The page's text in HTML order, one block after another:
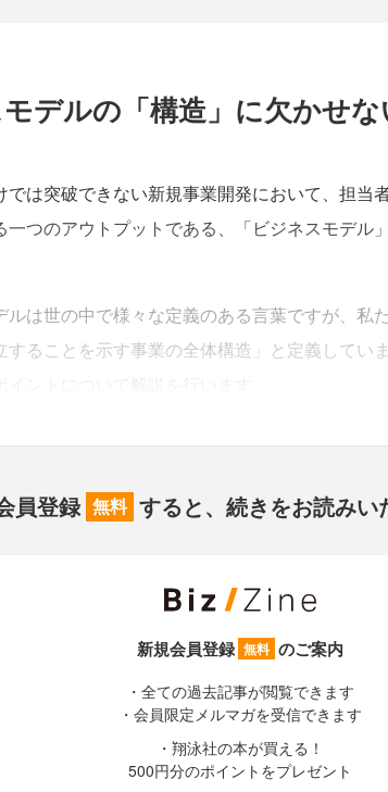
デルの「構造」に欠かせな
は突破できない新規事業開発において、担当
一つのアウトプットである、「ビジネスモデル
は世の中で様々な定義のある言葉ですが、私
することを示す事業の全体構造」と定義してい
員登録 無料 すると、続きをお読みい
新規会員登録 無料 のご案内
・全ての過去記事が閲覧できます
・会員限定メルマガを受信できます
・翔泳社の本が買える！
500円分のポイントをプレゼント